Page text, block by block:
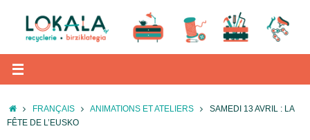
contenu
ACCUEIL
FRANÇAIS ANIMATIONS ET ATELIERS
SAMEDI 13 AVRIL : LA
FÊTE DE L’EUSKO